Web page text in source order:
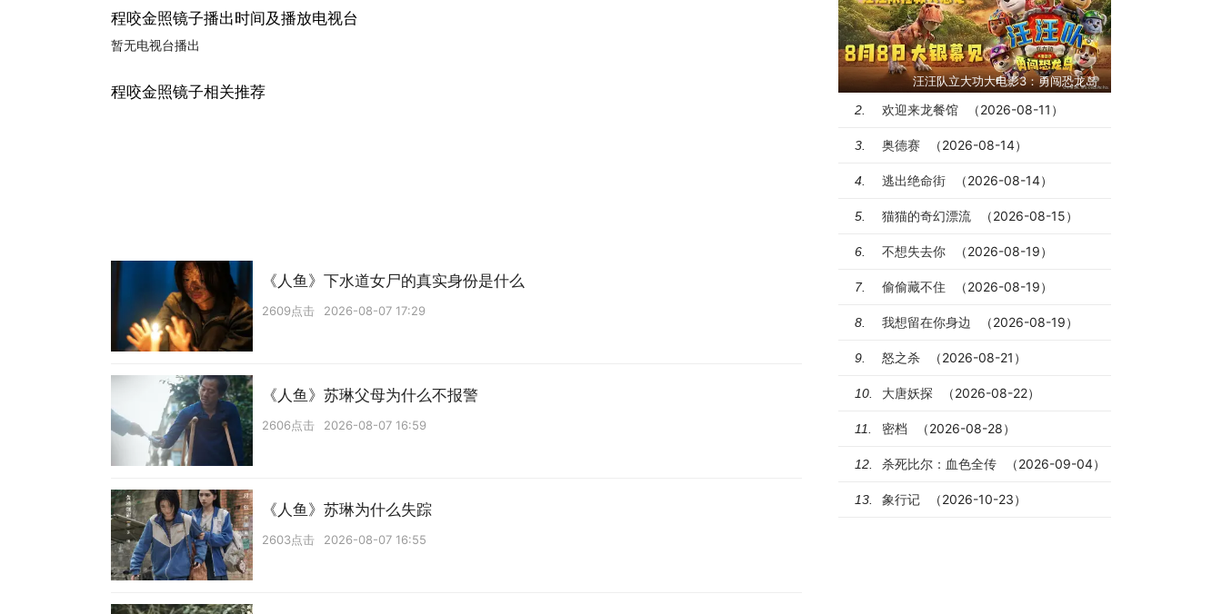
程咬金照镜子播出时间及播放电视台
暂无电视台播出
程咬金照镜子相关推荐
《人鱼》下水道女尸的真实身份是什么
2609点击 2026-08-07 17:29
《人鱼》苏琳父母为什么不报警
2606点击 2026-08-07 16:59
《人鱼》苏琳为什么失踪
2603点击 2026-08-07 16:55
汪汪队立大功大电影3：勇闯恐龙岛
2.
欢迎来龙餐馆 （2026-08-11）
3. 奥德赛 （2026-08-14）
4. 逃出绝命街 （2026-08-14）
5. 猫猫的奇幻漂流 （2026-08-15）
6. 不想失去你 （2026-08-19）
7. 偷偷藏不住 （2026-08-19）
8. 我想留在你身边 （2026-08-19）
9. 怒之杀 （2026-08-21）
10. 大唐妖探 （2026-08-22）
11. 密档 （2026-08-28）
12. 杀死比尔：血色全传 （2026-09-04）
13. 象行记 （2026-10-23）